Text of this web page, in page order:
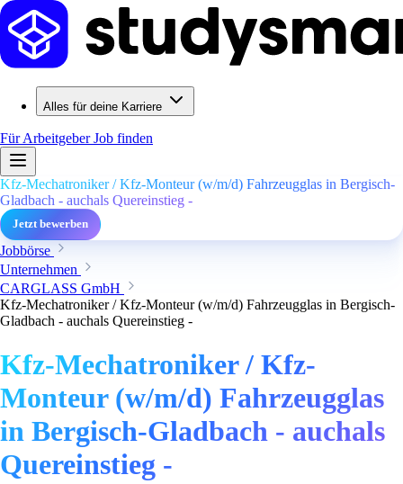
Alles für deine Karriere
Für ArbeitgeberJob finden
Kfz-Mechatroniker / Kfz-Monteur (w/m/d) Fahrzeugglas in Bergisch-
Gladbach - auchals Quereinstieg -
Jetzt bewerben
Jobbörse
Unternehmen
CARGLASS GmbH
Kfz-Mechatroniker / Kfz-Monteur (w/m/d) Fahrzeugglas in Bergisch-
Gladbach - auchals Quereinstieg -
Kfz-Mechatroniker / Kfz-
Monteur (w/m/d) Fahrzeugglas
in Bergisch-Gladbach - auchals
Quereinstieg -